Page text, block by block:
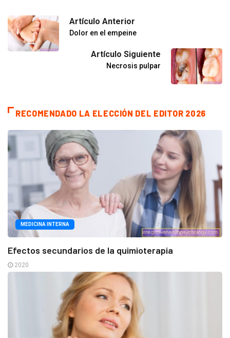
Artículo Anterior
Dolor en el empeine
Artículo Siguiente
Necrosis pulpar
RECOMENDADO LA ELECCIÓN DEL EDITOR 2026
MEDICINA INTERNA
Efectos secundarios de la quimioterapia
2020